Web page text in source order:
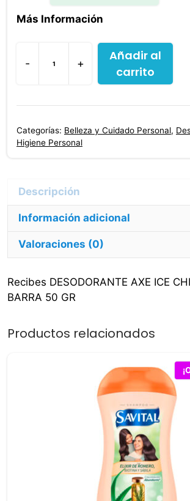
Más Información
-
Desodorante
Axe
Ice
Seco
cantidad
+
Añadir al
carrito
Categorías: Belleza y Cuidado Personal,
Higiene Personal
Información adicional
Valoraciones (0)
Recibes DESODORANTE AXE ICE
BARRA 50 GR
Productos relacionados